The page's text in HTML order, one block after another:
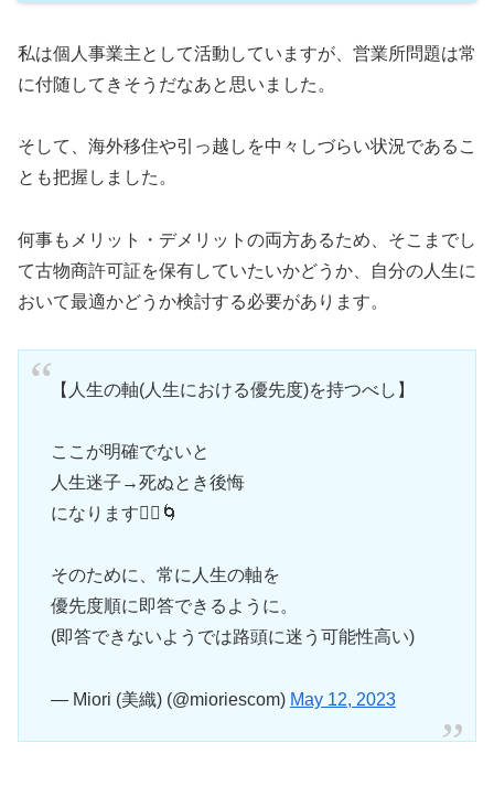
私は個人事業主として活動していますが、営業所問題は常
に付随してきそうだなあと思いました。
そして、海外移住や引っ越しを中々しづらい状況であるこ
とも把握しました。
何事もメリット・デメリットの両方あるため、そこまでし
て古物商許可証を保有していたいかどうか、自分の人生に
おいて最適かどうか検討する必要があります。
【人生の軸(人生における優先度)を持つべし】
ここが明確でないと
人生迷子→死ぬとき後悔
になります🧟‍♀️🌀
そのために、常に人生の軸を
優先度順に即答できるように。
(即答できないようでは路頭に迷う可能性高い)
— Miori (美織) (@mioriescom) May 12, 2023